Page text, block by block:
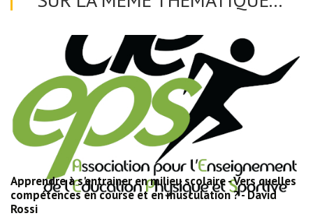
Apprendre à s'entrainer en milieu scolaire - Vers quelles
compétences en course et en musculation ? - David
Rossi